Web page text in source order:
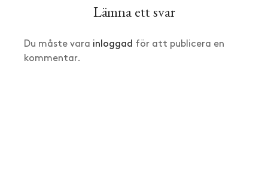
Lämna ett svar
Du måste vara inloggad för att publicera en
kommentar.